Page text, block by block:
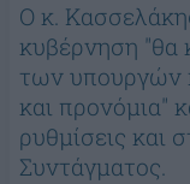
Ο κ.
κυβέρνηση "θα
των υπουργών
και προνόμια"
ρυθμίσεις και
Συντάγματος.